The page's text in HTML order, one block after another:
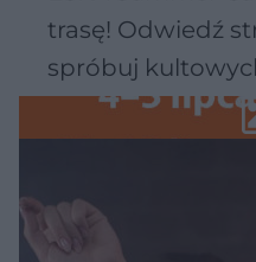
trasę! Odwiedź
spróbuj
Wawelu